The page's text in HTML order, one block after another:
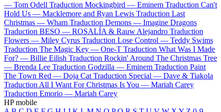
— Tom Odell Traduction Mockingbird — Eminem Traduction Can't
Hold Us — Macklemore and Ryan Lewis Traduction Last
Christmas — Wham Traduction Demons — Imagine Dragons
Traduction BESO — ROSALÍA & Rauw Alejandro Traduction
Flowers — Miley Cyrus Traduction Lose Control — Teddy Swims
Traduction The Magic Key — One-T Traduction What Was I Made
For? — Billie Eilish Traduction Rockin' Around The Christmas Tree
— Brenda Lee Traduction Godzilla — Eminem Traduction Paint
The Town Red — Doja Cat Traduction Special — Dave & Tiakola
Traduction All I Want For Christmas Is You — Mariah Carey
Traduction Emorio — Mariah Carey
HP mobile